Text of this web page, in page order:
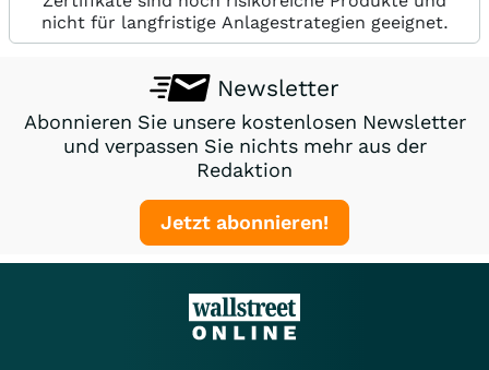
nicht für langfristige Anlagestrategien geeignet.
Newsletter
Abonnieren Sie unsere kostenlosen Newsletter
und verpassen Sie nichts mehr aus der
Redaktion
Jetzt abonnieren!